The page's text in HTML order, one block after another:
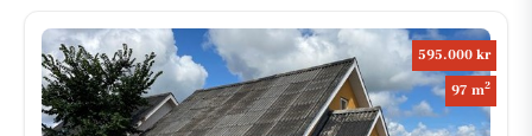
595.000 kr
97 m2